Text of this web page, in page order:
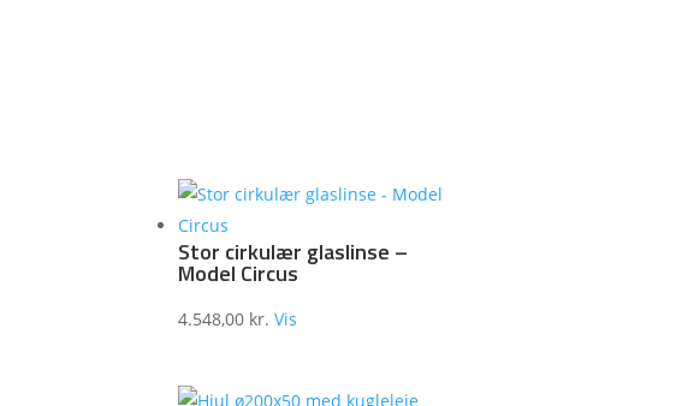
Stor cirkulær glaslinse –
Model Circus
4.548,00 kr. Vis